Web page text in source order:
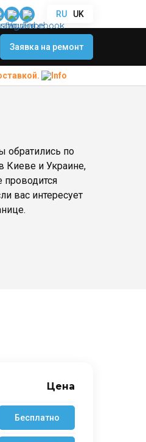
RU UK
Заявка на ремонт
обратились по
Киеве и Украине,
проводится
вас интересует
Цена
Бесплатно